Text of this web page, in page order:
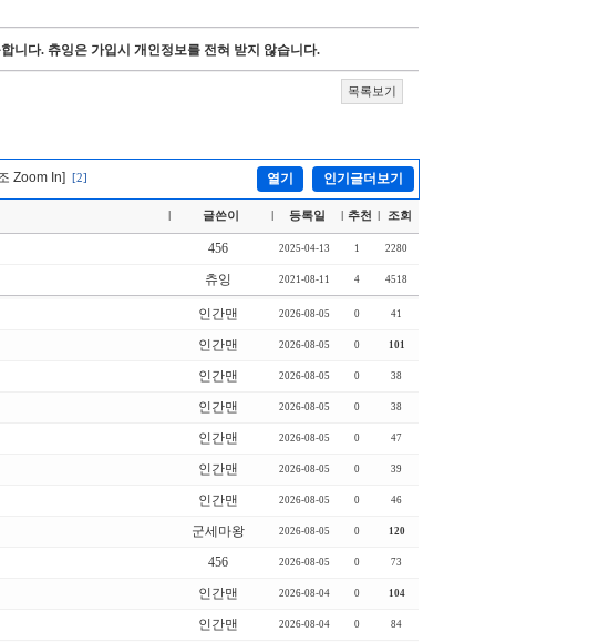
니다. 츄잉은 가입시 개인정보를 전혀 받지 않습니다.
목록보기
Zoom In] [2] 열기 인기글더보기
글쓴이 등록일 추천 조회
456 2025-04-13 1 2280
츄잉 2021-08-11 4 4518
인간맨 2026-08-05 0 41
인간맨 2026-08-05 0 101
인간맨 2026-08-05 0 38
인간맨 2026-08-05 0 38
인간맨 2026-08-05 0 47
인간맨 2026-08-05 0 39
인간맨 2026-08-05 0 46
군세마왕 2026-08-05 0 120
456 2026-08-05 0 73
인간맨 2026-08-04 0 104
인간맨 2026-08-04 0 84